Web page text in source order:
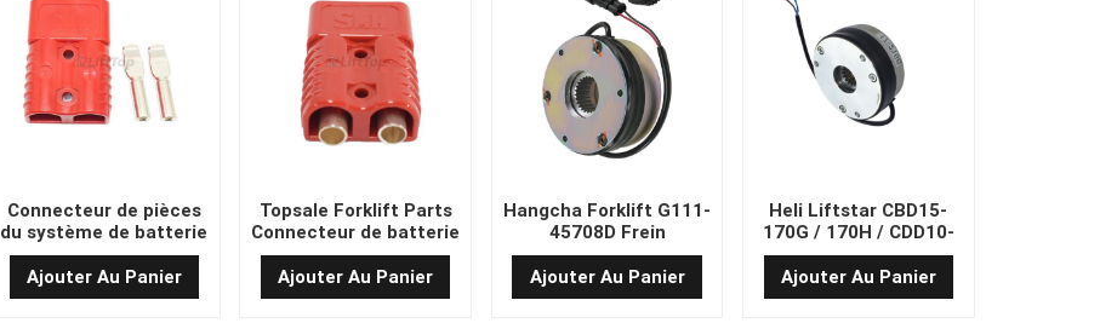
Connecteur de pièces
du système de batterie
de chariot élévateur
SMH175A
Ajouter Au Panier
Topsale Forklift Parts
Connecteur de batterie
SMH175A
Ajouter Au Panier
Hangcha Forklift G111-
45708D Frein
électromagnétique
Ajouter Au Panier
Heli Liftstar CBD15-
170G / 170H / CDD10-
070
Ajouter Au Panier